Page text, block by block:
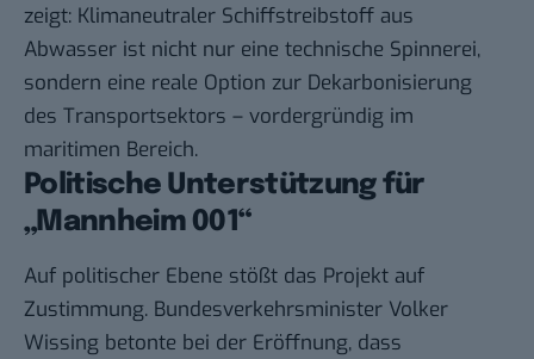
zeigt: Klimaneutraler Schiffstreibstoff aus
Abwasser ist nicht nur eine technische Spinnerei,
sondern eine reale Option zur Dekarbonisierung
des Transportsektors – vordergründig im
maritimen Bereich.
Politische Unterstützung für
„Mannheim 001“
Auf politischer Ebene stößt das Projekt auf
Zustimmung. Bundesverkehrsminister Volker
Wissing betonte bei der Eröffnung, dass